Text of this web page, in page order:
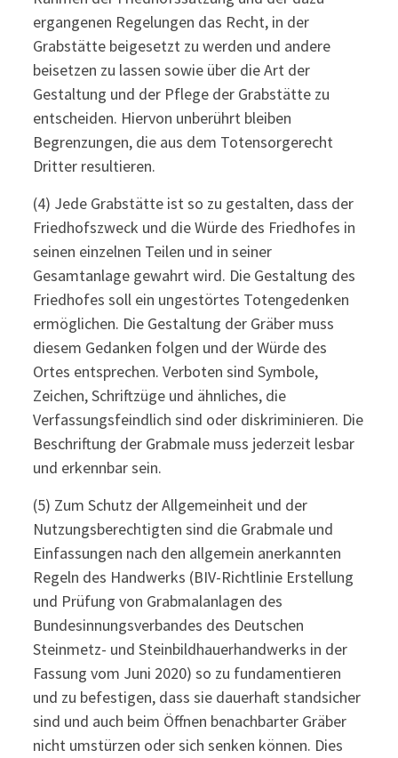
ergangenen Regelungen das Recht, in der
Grabstätte beigesetzt zu werden und andere
beisetzen zu lassen sowie über die Art der
Gestaltung und der Pflege der Grabstätte zu
entscheiden. Hiervon unberührt bleiben
Begrenzungen, die aus dem Totensorgerecht
Dritter resultieren.
(4) Jede Grabstätte ist so zu gestalten, dass der
Friedhofszweck und die Würde des Friedhofes in
seinen einzelnen Teilen und in seiner
Gesamtanlage gewahrt wird. Die Gestaltung des
Friedhofes soll ein ungestörtes Totengedenken
ermöglichen. Die Gestaltung der Gräber muss
diesem Gedanken folgen und der Würde des
Ortes entsprechen. Verboten sind Symbole,
Zeichen, Schriftzüge und ähnliches, die
Verfassungsfeindlich sind oder diskriminieren. Die
Beschriftung der Grabmale muss jederzeit lesbar
und erkennbar sein.
(5) Zum Schutz der Allgemeinheit und der
Nutzungsberechtigten sind die Grabmale und
Einfassungen nach den allgemein anerkannten
Regeln des Handwerks (BIV-Richtlinie Erstellung
und Prüfung von Grabmalanlagen des
Bundesinnungsverbandes des Deutschen
Steinmetz- und Steinbildhauerhandwerks in der
Fassung vom Juni 2020) so zu fundamentieren
und zu befestigen, dass sie dauerhaft standsicher
sind und auch beim Öffnen benachbarter Gräber
nicht umstürzen oder sich senken können. Dies